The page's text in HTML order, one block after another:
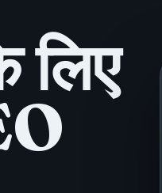
लिए